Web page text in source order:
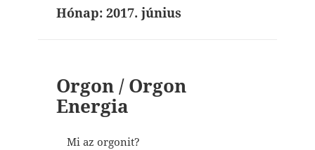
ONLINE GYÓGYÍTÁS,TANÁCSADÁS
VÁSÁRLÁS / KOSÁR
Hónap: 2017. június
Orgon / Orgon
Energia
Mi az orgonit?